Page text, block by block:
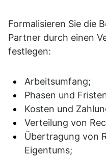
Formalisieren Sie die
Partner durch einen
festlegen:
Arbeitsumfang;
Phasen und
Kosten und
Verteilung von
Übertragung von
Eigentums;